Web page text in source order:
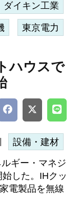
ダイキン工業
東京電力
ハウスで
設備・建材
ギー・マネジ
した。IHクッ
電製品を無線